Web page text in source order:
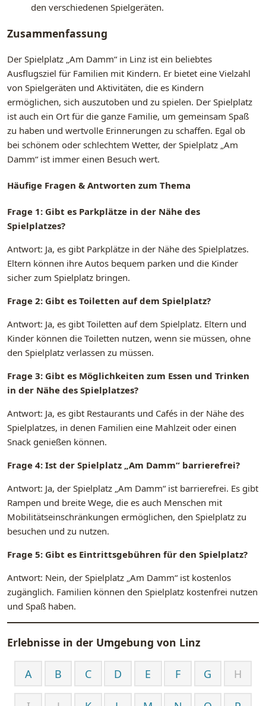
den verschiedenen Spielgeräten.
Zusammenfassung
Der Spielplatz „Am Damm“ in Linz ist ein beliebtes
Ausflugsziel für Familien mit Kindern. Er bietet eine Vielzahl
von Spielgeräten und Aktivitäten, die es Kindern
ermöglichen, sich auszutoben und zu spielen. Der Spielplatz
ist auch ein Ort für die ganze Familie, um gemeinsam Spaß
zu haben und wertvolle Erinnerungen zu schaffen. Egal ob
bei schönem oder schlechtem Wetter, der Spielplatz „Am
Damm“ ist immer einen Besuch wert.
Häufige Fragen & Antworten zum Thema
Frage 1: Gibt es Parkplätze in der Nähe des
Spielplatzes?
Antwort: Ja, es gibt Parkplätze in der Nähe des Spielplatzes.
Eltern können ihre Autos bequem parken und die Kinder
sicher zum Spielplatz bringen.
Frage 2: Gibt es Toiletten auf dem Spielplatz?
Antwort: Ja, es gibt Toiletten auf dem Spielplatz. Eltern und
Kinder können die Toiletten nutzen, wenn sie müssen, ohne
den Spielplatz verlassen zu müssen.
Frage 3: Gibt es Möglichkeiten zum Essen und Trinken
in der Nähe des Spielplatzes?
Antwort: Ja, es gibt Restaurants und Cafés in der Nähe des
Spielplatzes, in denen Familien eine Mahlzeit oder einen
Snack genießen können.
Frage 4: Ist der Spielplatz „Am Damm“ barrierefrei?
Antwort: Ja, der Spielplatz „Am Damm“ ist barrierefrei. Es gibt
Rampen und breite Wege, die es auch Menschen mit
Mobilitätseinschränkungen ermöglichen, den Spielplatz zu
besuchen und zu nutzen.
Frage 5: Gibt es Eintrittsgebühren für den Spielplatz?
Antwort: Nein, der Spielplatz „Am Damm“ ist kostenlos
zugänglich. Familien können den Spielplatz kostenfrei nutzen
und Spaß haben.
Erlebnisse in der Umgebung von Linz
A B C D E F G H